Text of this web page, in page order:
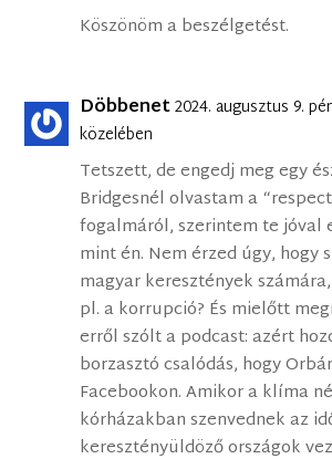
Köszönöm a beszélgetést.
Döbbenet2024. augusztus 9.
közelében
Tetszett, de engedj meg egy
Bridgesnél olvastam a
fogalmáról, szerintem te jóval
mint én. Nem érzed úgy, hogy
magyar keresztények
pl. a korrupció? És mielőtt
erről szólt a podcast: azért
borzasztó csalódás, hogy
Facebookon. Amikor a klíma
kórházakban szenvednek az
keresztényüldöző országok